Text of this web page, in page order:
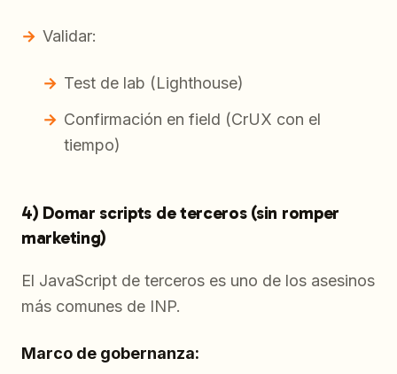
Validar:
Test de lab (Lighthouse)
Confirmación en field (CrUX con el
tiempo)
4) Domar scripts de terceros (sin romper
marketing)
El JavaScript de terceros es uno de los asesinos
más comunes de INP.
Marco de gobernanza: